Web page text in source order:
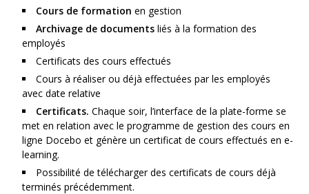
Cours de formation en gestion
Archivage de documents liés à la formation des
employés
Certificats des cours effectués
Cours à réaliser ou déjà effectuées par les employés
avec date relative
Certificats.Chaque soir, l’interface de la plate-forme se
met en relation avec le programme de gestion des cours en
ligne Docebo et génère un certificat de cours effectués en e-
learning.
Possibilité de télécharger des certificats de cours déjà
terminés précédemment.